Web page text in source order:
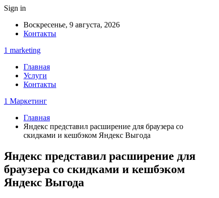
Sign in
Воскресенье, 9 августа, 2026
Контакты
1 marketing
Главная
Услуги
Контакты
1 Маркетинг
Главная
Яндекс представил расширение для браузера со
скидками и кешбэком Яндекс Выгода
Яндекс представил расширение для
браузера со скидками и кешбэком
Яндекс Выгода